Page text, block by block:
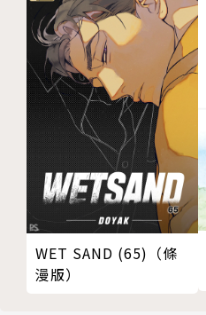
WET SAND (65)（條
漫版）